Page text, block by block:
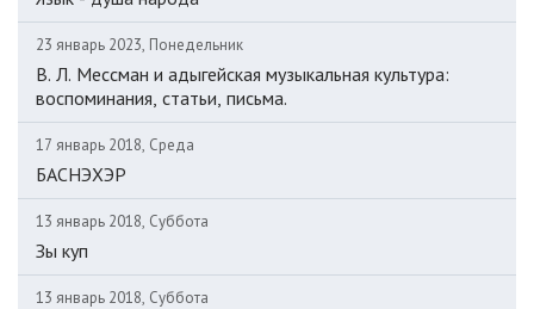
23 январь 2023, Понедельник
В. Л. Мессман и адыгейская музыкальная культура:
воспоминания, статьи, письма.
17 январь 2018, Среда
БАСНЭХЭР
13 январь 2018, Суббота
Зы куп
13 январь 2018, Суббота